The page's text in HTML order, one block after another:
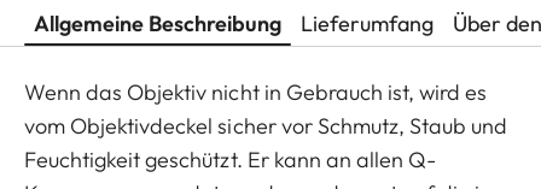
Allgemeine Beschreibung Lieferumfang Über
Wenn das Objektiv nicht in Gebrauch ist, wird es
vom Objektivdeckel sicher vor Schmutz, Staub und
Feuchtigkeit geschützt. Er kann an allen Q-